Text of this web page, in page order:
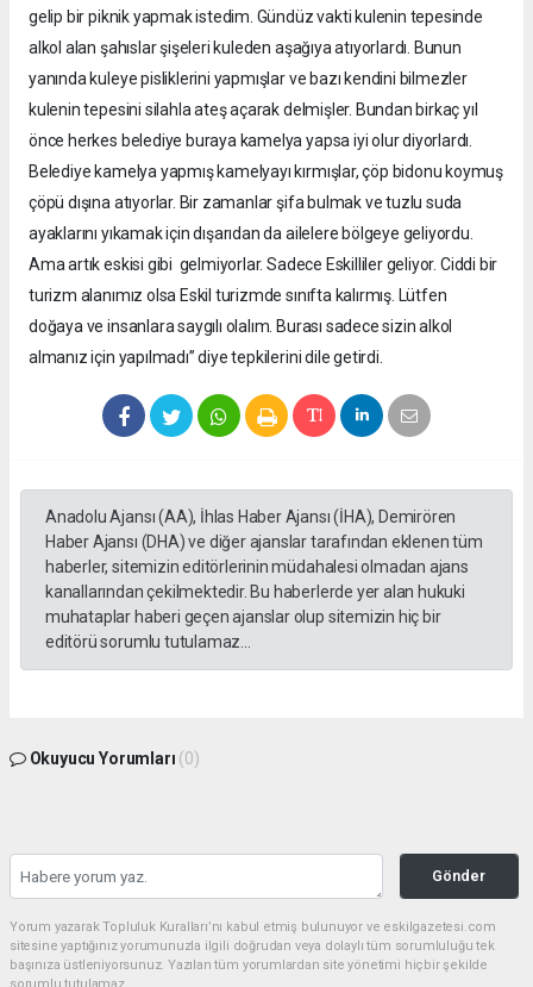
gelip bir piknik yapmak istedim. Gündüz vakti kulenin tepesinde
alkol alan şahıslar şişeleri kuleden aşağıya atıyorlardı. Bunun
yanında kuleye pisliklerini yapmışlar ve bazı kendini bilmezler
kulenin tepesini silahla ateş açarak delmişler. Bundan birkaç yıl
önce herkes belediye buraya kamelya yapsa iyi olur diyorlardı.
Belediye kamelya yapmış kamelyayı kırmışlar, çöp bidonu koymuş
çöpü dışına atıyorlar. Bir zamanlar şifa bulmak ve tuzlu suda
ayaklarını yıkamak için dışarıdan da ailelere bölgeye geliyordu.
Ama artık eskisi gibi gelmiyorlar. Sadece Eskilliler geliyor. Ciddi bir
turizm alanımız olsa Eskil turizmde sınıfta kalırmış. Lütfen
doğaya ve insanlara saygılı olalım. Burası sadece sizin alkol
almanız için yapılmadı” diye tepkilerini dile getirdi.
Anadolu Ajansı (AA), İhlas Haber Ajansı (İHA), Demirören
Haber Ajansı (DHA) ve diğer ajanslar tarafından eklenen tüm
haberler, sitemizin editörlerinin müdahalesi olmadan ajans
kanallarından çekilmektedir. Bu haberlerde yer alan hukuki
muhataplar haberi geçen ajanslar olup sitemizin hiç bir
editörü sorumlu tutulamaz...
Okuyucu Yorumları (0)
Gönder
Yorum yazarak Topluluk Kuralları’nı kabul etmiş bulunuyor ve eskilgazetesi.com
sitesine yaptığınız yorumunuzla ilgili doğrudan veya dolaylı tüm sorumluluğu tek
başınıza üstleniyorsunuz. Yazılan tüm yorumlardan site yönetimi hiçbir şekilde